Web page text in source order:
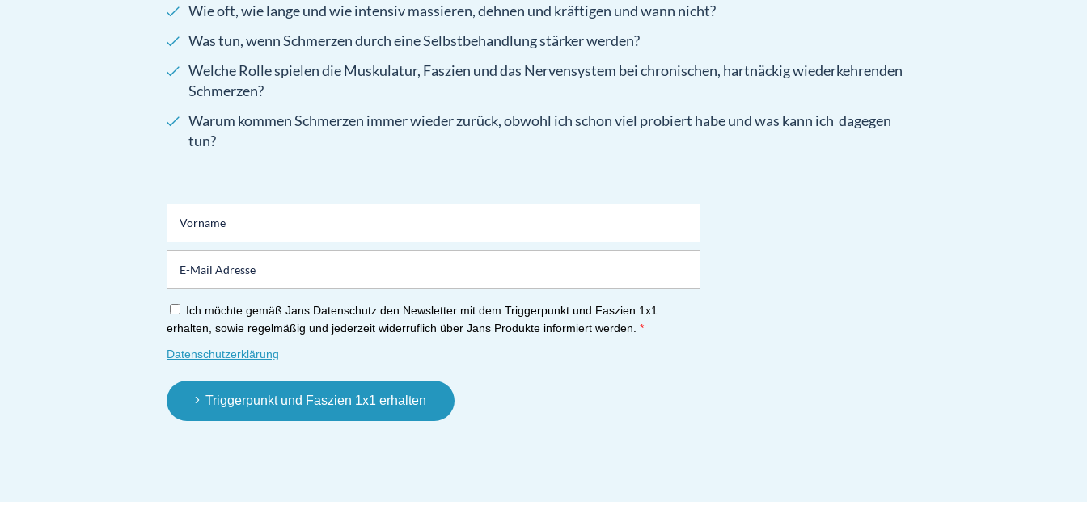
Wie oft, wie lange und wie intensiv massieren, dehnen und kräftigen und wann nicht?
Was tun, wenn Schmerzen durch eine Selbstbehandlung stärker werden?
Welche Rolle spielen die Muskulatur, Faszien und das Nervensystem bei chronischen, hartnäckig wiederkehrenden
Schmerzen?
Warum kommen Schmerzen immer wieder zurück, obwohl ich schon viel probiert habe und was kann ich dagegen
tun?
Ich möchte gemäß Jans Datenschutz den Newsletter mit dem Triggerpunkt und Faszien 1x1
erhalten, sowie regelmäßig und jederzeit widerruflich über Jans Produkte informiert werden. *
Datenschutzerklärung
Triggerpunkt und Faszien 1x1 erhalten